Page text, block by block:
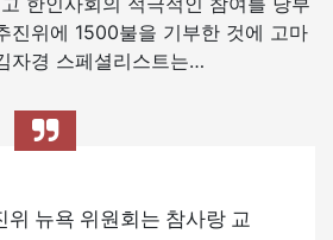
진위에 1500불을 기부한 것에 고마
자경 스페셜리스트는…
위 뉴욕 위원회는 참사랑 교